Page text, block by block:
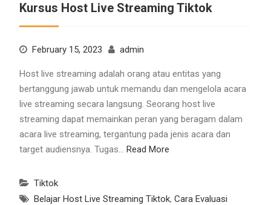
Kursus Host Live Streaming Tiktok
February 15, 2023 admin
Host live streaming adalah orang atau entitas yang
bertanggung jawab untuk memandu dan mengelola acara
live streaming secara langsung. Seorang host live
streaming dapat memainkan peran yang beragam dalam
acara live streaming, tergantung pada jenis acara dan
target audiensnya. Tugas… Read More
Tiktok
Belajar Host Live Streaming Tiktok, Cara Evaluasi